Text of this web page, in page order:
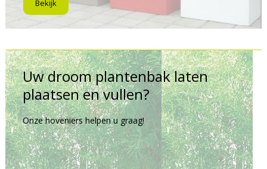
Bekijk
Uw droom plantenbak laten
plaatsen en vullen?
Onze hoveniers helpen u graag!